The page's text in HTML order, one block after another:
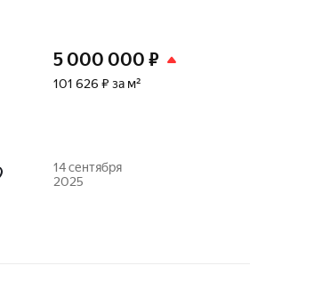
5 000 000 ₽
101 626 ₽ за м²
14 сентября
2025